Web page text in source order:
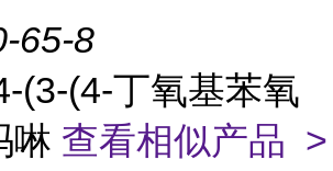
65-8
(3-(4-丁氧基苯氧
啉 查看相似产品 >